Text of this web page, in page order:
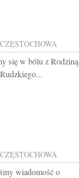
CZĘSTOCHOWA
się w bólu z Rodziną
CZĘSTOCHOWA
wiadomość o